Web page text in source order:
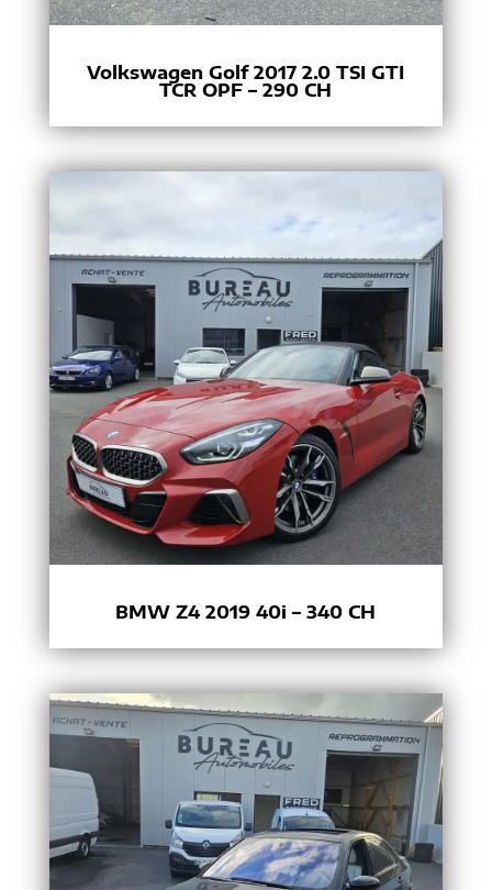
Volkswagen Golf 2017 2.0 TSI GTI
TCR OPF – 290 CH
BMW Z4 2019 40i – 340 CH